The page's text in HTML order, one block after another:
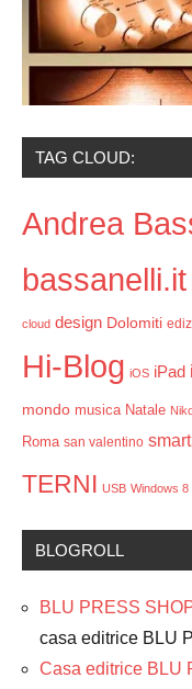
TAG CLOUD:
Andrea
bassanelli.it
cloud design Dolomiti
Hi-Blog iOS iPad
mondo musica Natale
Roma san valentino
TERNI USB Windows 8
BLOGROLL
BLU PRESS
casa editrice BLU
Casa editrice BLU